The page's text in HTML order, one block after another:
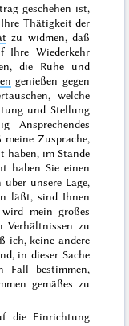
geschehen ist,
Thätigkeit der
zu widmen, daß
Ihre Wiederkehr
die Ruhe und
genießen gegen
welche
und Stellung
Ansprechendes
Zusprache,
haben, im Stande
haben Sie einen
unsere Lage,
läßt, sind Ihnen
mein großes
Verhältnissen zu
ich, keine andere
in dieser Sache
Fall bestimmen,
gemäßes zu
die Einrichtung